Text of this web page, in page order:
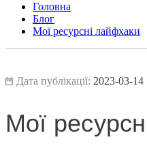
Головна
Блог
Мої ресурсні лайфхаки
Дата публікації: 2023-03-14
Мої